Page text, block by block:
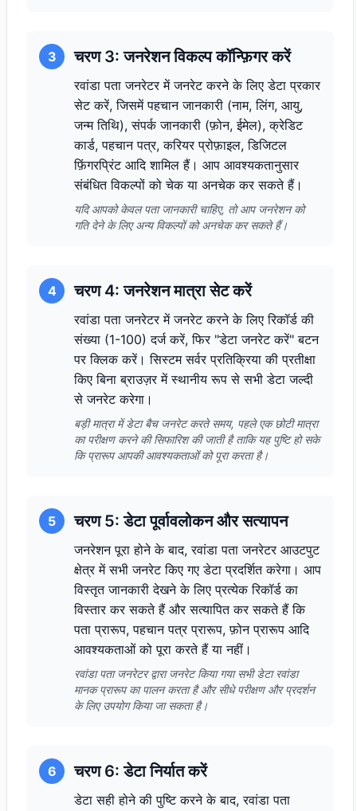
3 चरण 3: जनरेशन विकल्प कॉन्फ़िगर करें
रवांडा पता जनरेटर में जनरेट करने के लिए डेटा प्रकार
सेट करें, जिसमें पहचान जानकारी (नाम, लिंग, आयु,
जन्म तिथि), संपर्क जानकारी (फ़ोन, ईमेल), क्रेडिट
कार्ड, पहचान पत्र, करियर प्रोफ़ाइल, डिजिटल
फ़िंगरप्रिंट आदि शामिल हैं। आप आवश्यकतानुसार
संबंधित विकल्पों को चेक या अनचेक कर सकते हैं।
यदि आपको केवल पता जानकारी चाहिए, तो आप जनरेशन को
गति देने के लिए अन्य विकल्पों को अनचेक कर सकते हैं।
4 चरण 4: जनरेशन मात्रा सेट करें
रवांडा पता जनरेटर में जनरेट करने के लिए रिकॉर्ड की
संख्या (1-100) दर्ज करें, फिर "डेटा जनरेट करें" बटन
पर क्लिक करें। सिस्टम सर्वर प्रतिक्रिया की प्रतीक्षा
किए बिना ब्राउज़र में स्थानीय रूप से सभी डेटा जल्दी
से जनरेट करेगा।
बड़ी मात्रा में डेटा बैच जनरेट करते समय, पहले एक छोटी मात्रा
का परीक्षण करने की सिफारिश की जाती है ताकि यह पुष्टि हो सके
कि प्रारूप आपकी आवश्यकताओं को पूरा करता है।
5 चरण 5: डेटा पूर्वावलोकन और सत्यापन
जनरेशन पूरा होने के बाद, रवांडा पता जनरेटर आउटपुट
क्षेत्र में सभी जनरेट किए गए डेटा प्रदर्शित करेगा। आप
विस्तृत जानकारी देखने के लिए प्रत्येक रिकॉर्ड का
विस्तार कर सकते हैं और सत्यापित कर सकते हैं कि
पता प्रारूप, पहचान पत्र प्रारूप, फ़ोन प्रारूप आदि
आवश्यकताओं को पूरा करते हैं या नहीं।
रवांडा पता जनरेटर द्वारा जनरेट किया गया सभी डेटा रवांडा
मानक प्रारूप का पालन करता है और सीधे परीक्षण और प्रदर्शन
के लिए उपयोग किया जा सकता है।
6 चरण 6: डेटा निर्यात करें
डेटा सही होने की पुष्टि करने के बाद, रवांडा पता